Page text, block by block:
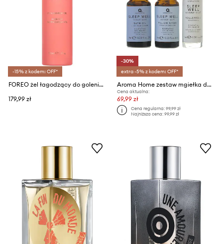
-15% z kodem: OFF*
FOREO żel łagodzący do golenia PEACH Cooling Prep Gel 100ml
179,99 zł
-30%
extra -5% z kodem: OFF*
Aroma Home zestaw mgiełka do pomieszczeń, roll-on i olejek do kąpieli Sleep Well Set 3-pack
Cena aktualna:
69,99 zł
Cena regularna:99,99 zł
Najniższa cena:99,99 zł